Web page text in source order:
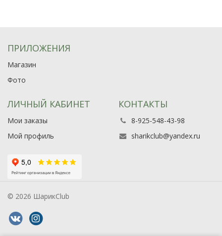
ПРИЛОЖЕНИЯ
Магазин
Фото
ЛИЧНЫЙ КАБИНЕТ
Мои заказы
Мой профиль
КОНТАКТЫ
8-925-548-43-98
sharikclub@yandex.ru
© 2026 ШарикClub